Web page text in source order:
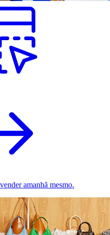
amanhã mesmo.